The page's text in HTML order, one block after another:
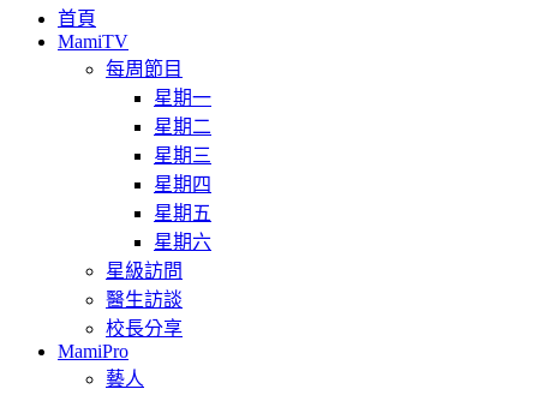
首頁
MamiTV
每周節目
星期一
星期二
星期三
星期四
星期五
星期六
星級訪問
醫生訪談
校長分享
MamiPro
藝人